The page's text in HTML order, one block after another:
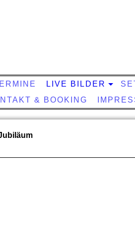
LIVE BILDER
& BOOKING